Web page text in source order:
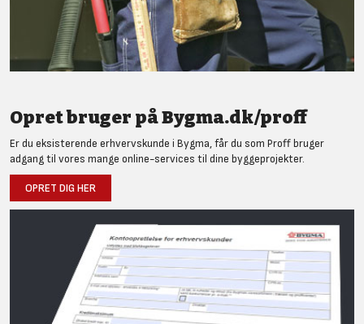
Opret bruger på Bygma.dk/proff
Er du eksisterende erhvervskunde i Bygma, får du som Proff bruger
adgang til vores mange online-services til dine byggeprojekter.
OPRET DIG HER